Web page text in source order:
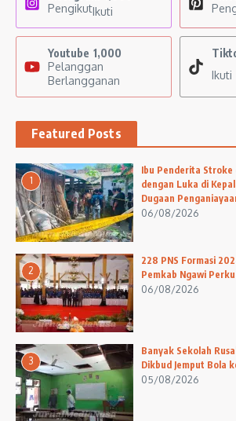
PengikutIkuti
Youtube 1,000
Pelanggan
Berlangganan
Ikuti
Featured Posts
1
Ibu Penderita Stroke
dengan Luka di
Dugaan
06/08/2026
2
228 PNS Formasi
Pemkab Ngawi
06/08/2026
3
Banyak Sekolah
Dikbud Jemput Bola
05/08/2026